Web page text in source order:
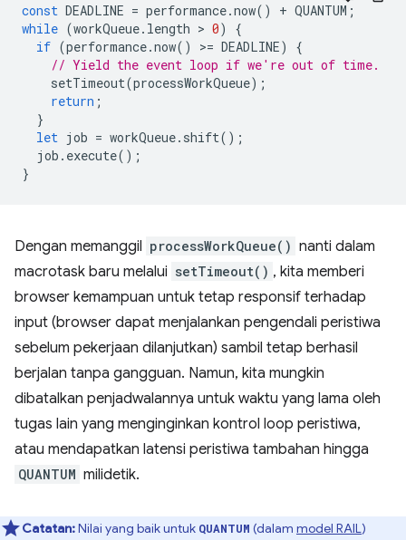
const DEADLINE = performance.now() + QUANTUM ;
while (workQueue. length > 0)
{
if (performance.now() >= DEADLINE)
{
// Yield the event loop if we're out of time.
setTimeout(processWorkQueue);
return ;
}
let job = workQueue. shift();
job . execute();
}
Dengan memanggil processWorkQueue() nanti dalam
macrotask baru melalui setTimeout() , kita memberi
browser kemampuan untuk tetap responsif terhadap
input (browser dapat menjalankan pengendali peristiwa
sebelum pekerjaan dilanjutkan) sambil tetap berhasil
berjalan tanpa gangguan. Namun, kita mungkin
dibatalkan penjadwalannya untuk waktu yang lama oleh
tugas lain yang menginginkan kontrol loop peristiwa,
atau mendapatkan latensi peristiwa tambahan hingga
QUANTUM milidetik.
Catatan:Nilai yang baik untuk QUANTUM (dalam model RAIL )